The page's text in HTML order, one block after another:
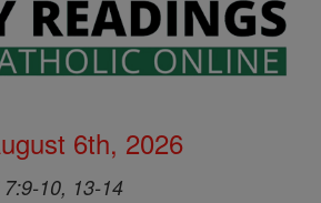
6th, 2026
10, 13-14